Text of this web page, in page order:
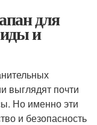
для
и
выглядят почти
Но именно эти
и безопасность